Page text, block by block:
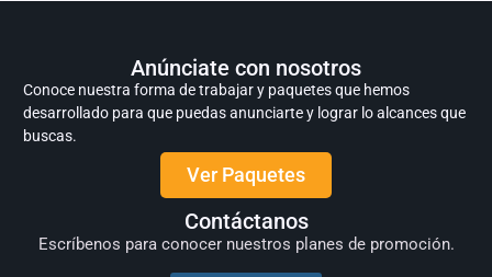
Anúnciate con nosotros
Conoce nuestra forma de trabajar y paquetes que hemos
desarrollado para que puedas anunciarte y lograr lo alcances que
buscas.
Ver Paquetes
Contáctanos
Escríbenos para conocer nuestros planes de promoción.